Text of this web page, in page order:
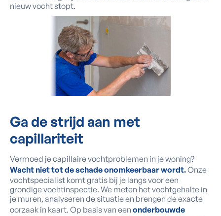
nieuw vocht stopt.
Ga de strijd aan met
capillariteit
Vermoed je capillaire vochtproblemen in je woning?
Wacht niet tot de schade onomkeerbaar wordt.Onze
vochtspecialist komt gratis bij je langs voor een
grondige vochtinspectie. We meten het vochtgehalte in
je muren, analyseren de situatie en brengen de exacte
oorzaak in kaart. Op basis van een onderbouwde